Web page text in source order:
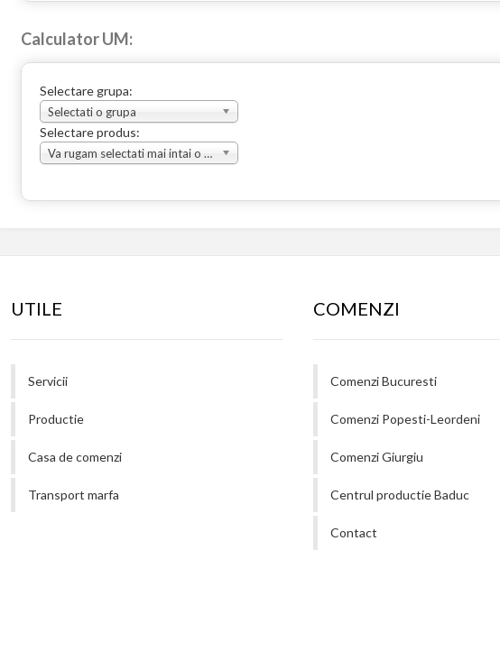
Calculator UM:
Selectare grupa:
Selectati o grupa
Selectare produs:
Va rugam selectati mai intai o grupa
UTILE
Servicii
Productie
Casa de comenzi
Transport marfa
COMENZI
Comenzi Bucuresti
Comenzi Popesti-Leordeni
Comenzi Giurgiu
Centrul productie Baduc
Contact